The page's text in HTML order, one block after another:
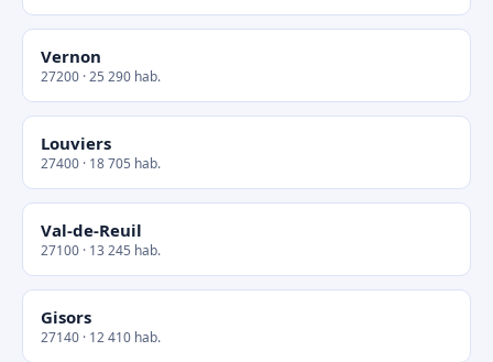
Vernon
27200 · 25 290 hab.
Louviers
27400 · 18 705 hab.
Val-de-Reuil
27100 · 13 245 hab.
Gisors
27140 · 12 410 hab.